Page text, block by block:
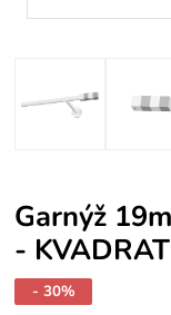
Garnýž
-
- 30%